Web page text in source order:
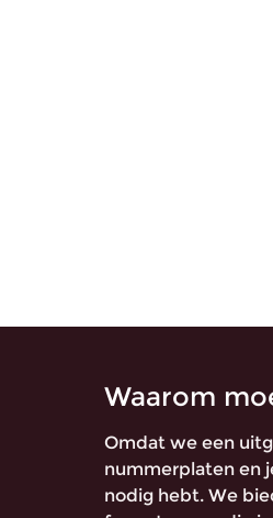
Waarom
Omdat we een
nummerplaten en
nodig hebt. We